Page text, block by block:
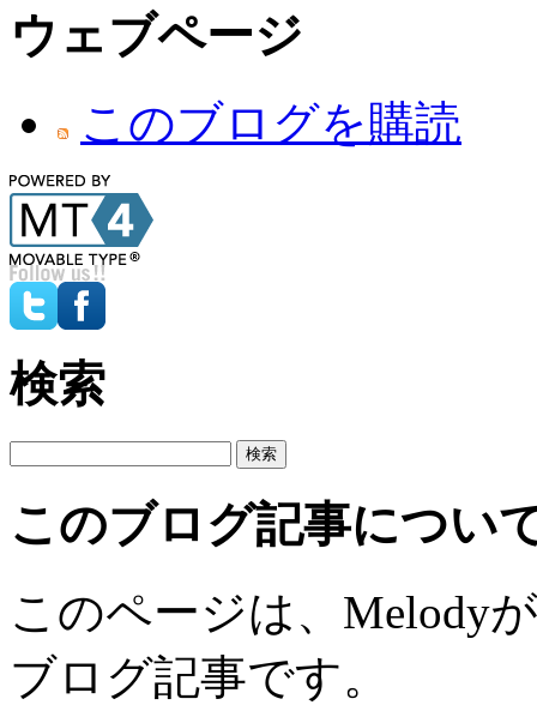
ウェブページ
このブログを購読
検索
このブログ記事につい
このページは、Melody
ブログ記事です。